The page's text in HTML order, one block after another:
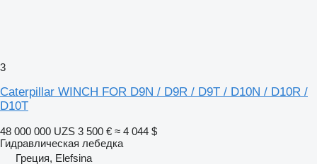
3
Caterpillar WINCH FOR D9N / D9R / D9T / D10N / D10R /
D10T
48 000 000 UZS 3 500 € ≈ 4 044 $
Гидравлическая лебедка
Греция, Elefsina